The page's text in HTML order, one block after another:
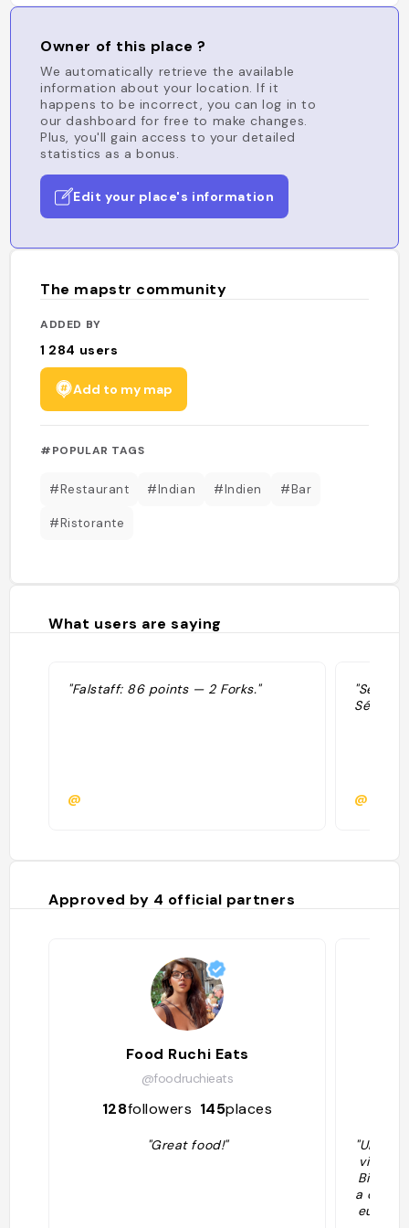
Owner of this place ?
We automatically retrieve the available
information about your location. If it
happens to be incorrect, you can log in to
our dashboard for free to make changes.
Plus, you'll gain access to your detailed
statistics as a bonus.
Edit your place's information
The mapstr community
ADDED BY
1 284 users
Add to my map
#POPULAR TAGS
#Restaurant #Indian #Indien #Bar
#Ristorante
What users are saying
"Falstaff: 86 points — 2 Forks."
@ @
Approved by 4 official partners
Food Ruchi Eats
@foodruchieats
128followers 145places
"Great food!"
"Une
vie ici,
Biryani
a carte
eux,